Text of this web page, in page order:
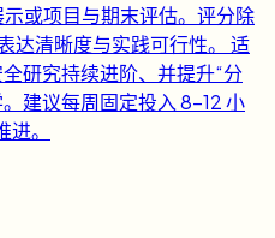
或项目与期末评估。评分除
达清晰度与实践可行性。 适
研究持续进阶、并提升“分
建议每周固定投入 8-12 小
。